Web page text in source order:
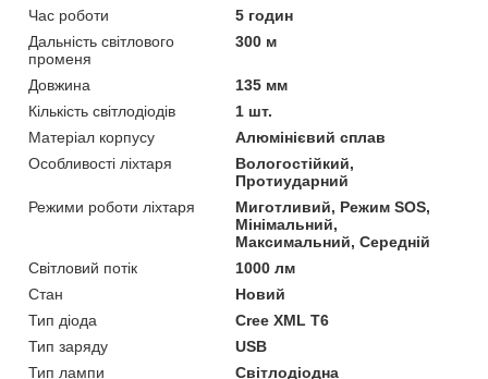
Час роботи
5 годин
Дальність світлового
променя
300 м
Довжина
135 мм
Кількість світлодіодів
1 шт.
Матеріал корпусу
Алюмінієвий сплав
Особливості ліхтаря
Вологостійкий,
Протиударний
Режими роботи ліхтаря
Миготливий, Режим SOS,
Мінімальний,
Максимальний, Середній
Світловий потік
1000 лм
Стан
Новий
Тип діода
Cree XML T6
Тип заряду
USB
Тип лампи
Світлодіодна